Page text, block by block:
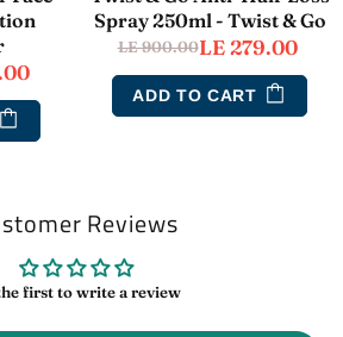
Spray 250ml - Twist & Go
LE 900.00LE 279.00
ADD TO CART
Reviews
first to write a review